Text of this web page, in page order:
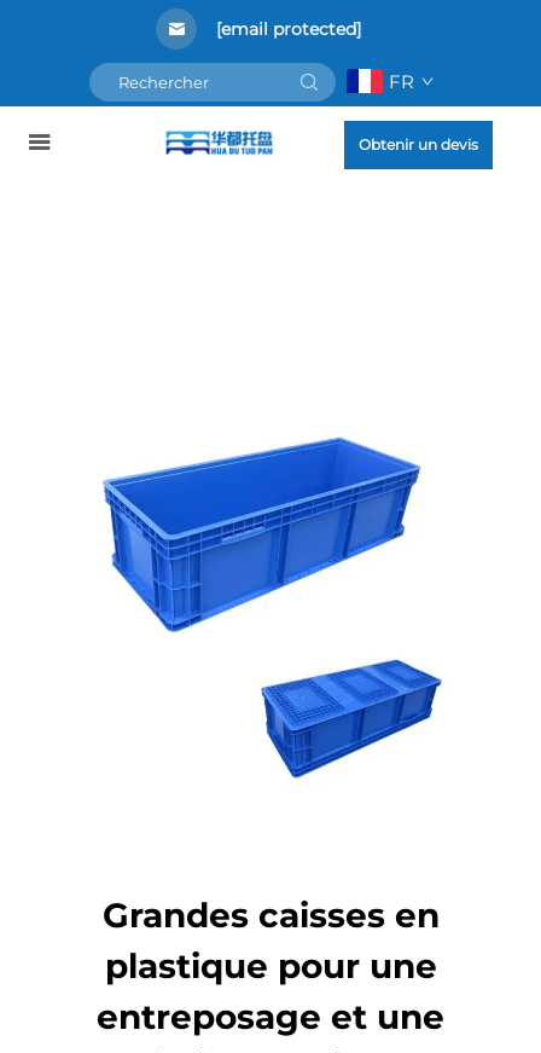
[email protected]
FR
Obtenir un devis
Grandes caisses en
plastique pour une
entreposage et une